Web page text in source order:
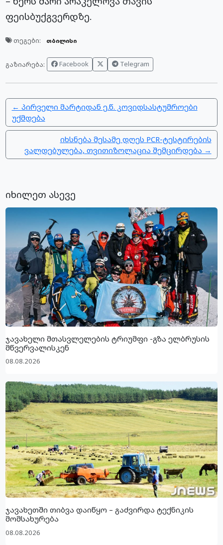
ფეისბუქგვერდზე.
თეგები: თბილისი
გაზიარება: Facebook Telegram
← პირველი მარტიდან ე.წ. კოვიდსასტუმროები
უქმდება
იხსნება მესამე დღეს PCR-ტესტირების
ვალდებულება, თვითიზოლაცია შემცირდება →
იხილეთ ასევე
ჯავახელი მთასვლელების ტრიუმფი -გზა ელბრუსის
მწვერვალისკენ
08.08.2026
ჯავახეთში თიბვა დაიწყო – გაძვირდა ტექნიკის
მომსახურება
08.08.2026